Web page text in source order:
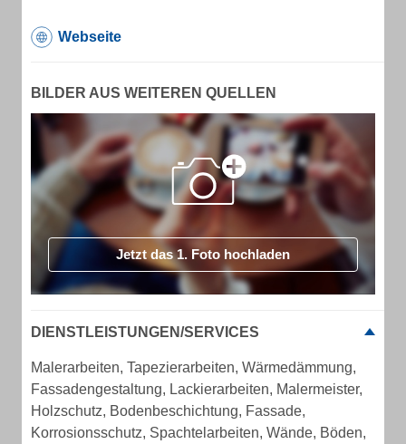
Webseite
BILDER AUS WEITEREN QUELLEN
Jetzt das 1. Foto hochladen
DIENSTLEISTUNGEN/SERVICES
Malerarbeiten, Tapezierarbeiten, Wärmedämmung,
Fassadengestaltung, Lackierarbeiten, Malermeister,
Holzschutz, Bodenbeschichtung, Fassade,
Korrosionsschutz, Spachtelarbeiten, Wände, Böden,